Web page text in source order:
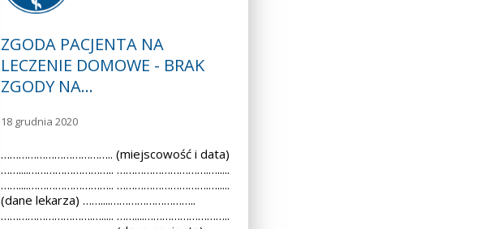
ZGODA PACJENTA NA
LECZENIE DOMOWE - BRAK
ZGODY NA…
18 grudnia 2020
……………………………….. (miejscowość i data)
……....……………………….. ………………………….….....
……....……………………….. ………………………….….....
(dane lekarza) ……....………………………..
………………………….…..... ……....………………………..